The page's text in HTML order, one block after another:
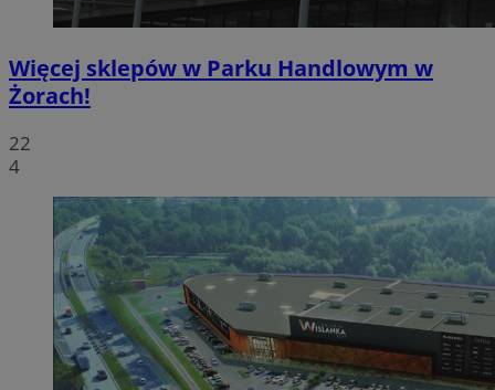
Więcej sklepów w Parku Handlowym w
Żorach!
22
4